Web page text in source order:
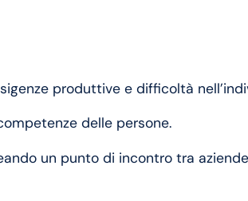
produttive e difficoltà
delle persone.
un punto di incontro tra